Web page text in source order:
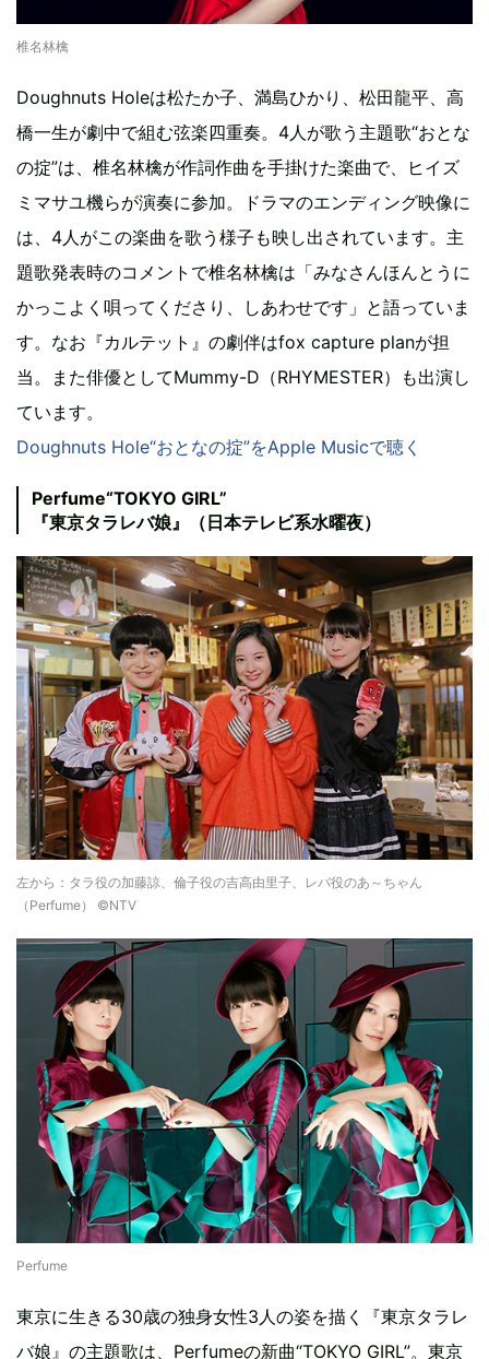
椎名林檎
Doughnuts Holeは松たか子、満島ひかり、松田龍平、高
橋一生が劇中で組む弦楽四重奏。4人が歌う主題歌“おとな
の掟”は、椎名林檎が作詞作曲を手掛けた楽曲で、ヒイズ
ミマサユ機らが演奏に参加。ドラマのエンディング映像に
は、4人がこの楽曲を歌う様子も映し出されています。主
題歌発表時のコメントで椎名林檎は「みなさんほんとうに
かっこよく唄ってくださり、しあわせです」と語っていま
す。なお『カルテット』の劇伴はfox capture planが担
当。また俳優としてMummy-D（RHYMESTER）も出演し
ています。
Doughnuts Hole“おとなの掟”をApple Musicで聴く
Perfume“TOKYO GIRL”
『東京タラレバ娘』（日本テレビ系水曜夜）
左から：タラ役の加藤諒、倫子役の吉高由里子、レバ役のあ～ちゃん
（Perfume） ©NTV
Perfume
東京に生きる30歳の独身女性3人の姿を描く『東京タラレ
バ娘』の主題歌は、Perfumeの新曲“TOKYO GIRL”。東京